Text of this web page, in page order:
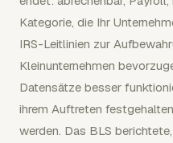
Kategorie, die Ihr
IRS-Leitlinien zur
Kleinunternehmen
Datensätze besser
ihrem Auftreten
werden. Das BLS